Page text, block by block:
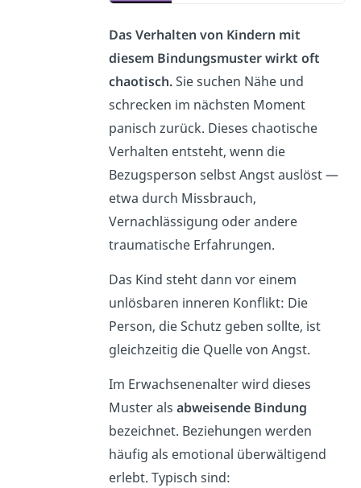
Das Verhalten von Kindern mit
diesem Bindungsmuster wirkt oft
chaotisch.Sie suchen Nähe und
schrecken im nächsten Moment
panisch zurück. Dieses chaotische
Verhalten entsteht, wenn die
Bezugsperson selbst Angst auslöst —
etwa durch Missbrauch,
Vernachlässigung oder andere
traumatische Erfahrungen.
Das Kind steht dann vor einem
unlösbaren inneren Konflikt: Die
Person, die Schutz geben sollte, ist
gleichzeitig die Quelle von Angst.
Im Erwachsenenalter wird dieses
Muster als abweisende Bindung
bezeichnet. Beziehungen werden
häufig als emotional überwältigend
erlebt. Typisch sind: